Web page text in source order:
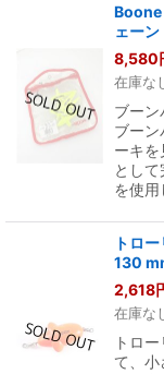
ェー
8,580
在庫な
ブー
ブー
ーキ
とし
を使
トロ
130
2,618
在庫な
トロ
て、